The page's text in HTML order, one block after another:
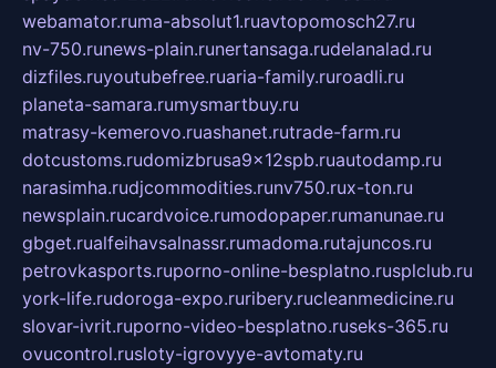
webamator.ruma-absolut1.ruavtopomosch27.ru
nv-750.runews-plain.runertansaga.rudelanalad.ru
dizfiles.ruyoutubefree.ruaria-family.ruroadli.ru
planeta-samara.rumysmartbuy.ru
matrasy-kemerovo.ruashanet.rutrade-farm.ru
dotcustoms.rudomizbrusa9x12spb.ruautodamp.ru
narasimha.rudjcommodities.runv750.rux-ton.ru
newsplain.rucardvoice.rumodopaper.rumanunae.ru
gbget.rualfeihavsalnassr.rumadoma.rutajuncos.ru
petrovkasports.ruporno-online-besplatno.rusplclub.ru
york-life.rudoroga-expo.ruribery.rucleanmedicine.ru
slovar-ivrit.ruporno-video-besplatno.ruseks-365.ru
ovucontrol.rusloty-igrovyye-avtomaty.ru